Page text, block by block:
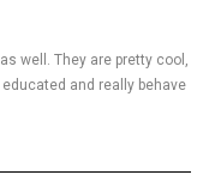
well. They are pretty cool,
and really behave